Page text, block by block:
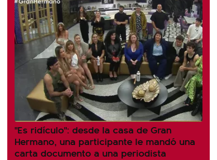
"Es ridículo": desde la casa de Gran
Hermano, una participante le mandó una
carta documento a una periodista